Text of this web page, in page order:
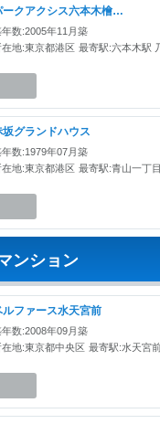
パークアクシス六本木檜町公園
年数:2005年11月築
在地:東京都港区 最寄駅:六本木駅
坂グランドハウス
年数:1979年07月築
在地:東京都港区 最寄駅:青山一丁
ンション
ルファース水天宮前
年数:2008年09月築
在地:東京都中央区 最寄駅:水天宮